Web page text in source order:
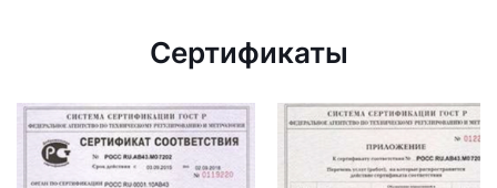
Сертификаты